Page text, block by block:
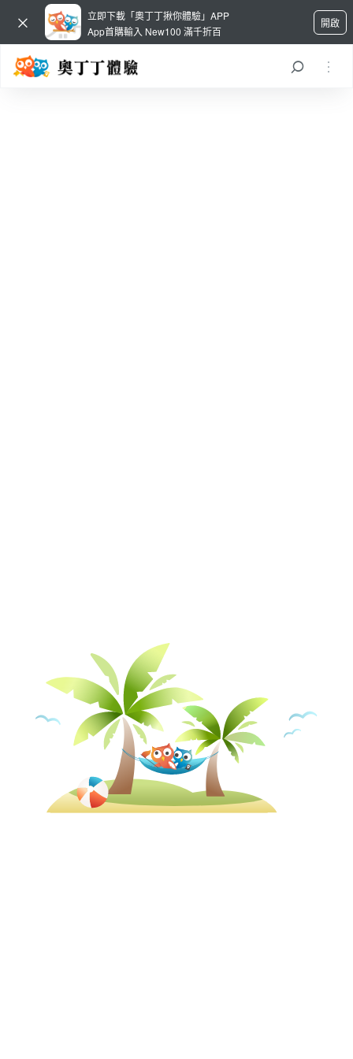
立即下載「奧丁丁揪你體驗」APP
App首購輸入 New100 滿千折百
開啟